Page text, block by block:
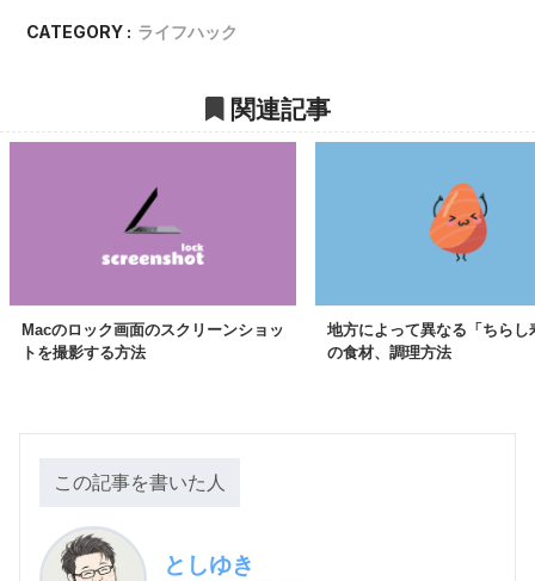
CATEGORY : ライフハック
関連記事
Macのロック画面のスクリーンショッ
トを撮影する方法
地方によって異なる「ちらし
の食材、調理方法
この記事を書いた人
としゆき